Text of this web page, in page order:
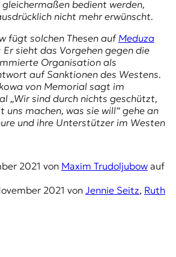
gleichermaßen bedient werden,
nicht mehr erwünscht.
fügt solchen Thesen auf Meduza
sieht das Vorgehen gegen die
Organisation als
auf Sanktionen des Westens.
von Memorial sagt im
„Wir sind durch nichts geschützt,
uns machen, was sie will“ gehe an
und ihre Unterstützer im Westen
2021 von Maxim Trudoljubowauf
2021 von Jennie Seitz, Ruth